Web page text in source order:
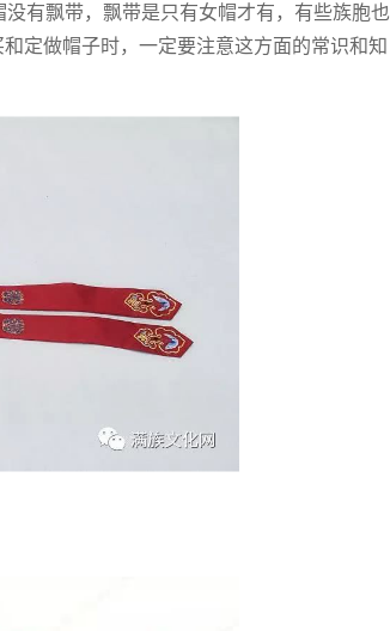
有飘带，飘带是只有女帽才有，有些族胞也
定做帽子时，一定要注意这方面的常识和知